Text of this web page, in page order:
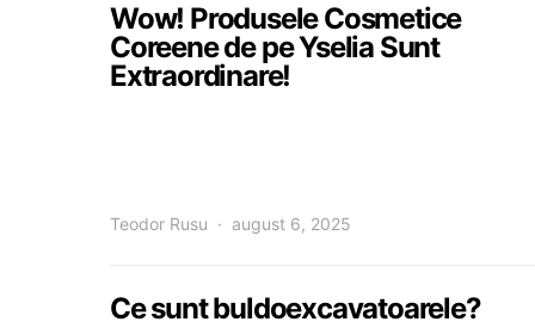
Wow! Produsele Cosmetice
Coreene de pe Yselia Sunt
Extraordinare!
Teodor Rusu august 6, 2025
Ce sunt buldoexcavatoarele?